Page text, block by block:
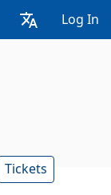
Log In
Tickets